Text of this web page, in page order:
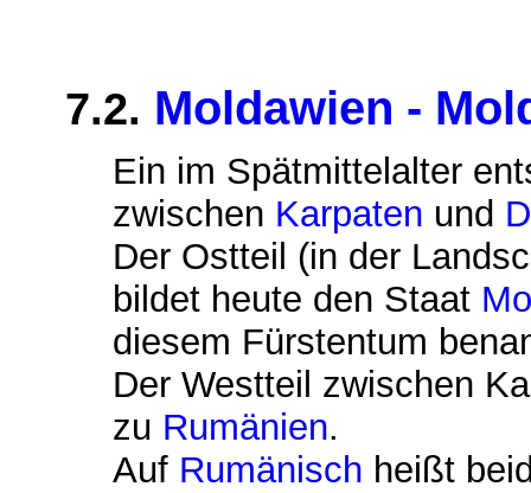
7.2. Moldawien -
Ein im Spätmittelalter
zwischen Karpaten und
Der Ostteil (in der
bildet heute den Staat
diesem Fürstentum
Der Westteil zwischen
zu Rumänien.
Auf Rumänisch heißt